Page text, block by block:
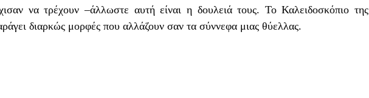
να τρέχουν –άλλωστε αυτή είναι η δουλειά τους. Το Καλειδοσκόπιο της
διαρκώς μορφές που αλλάζουν σαν τα σύννεφα μιας θύελλας.